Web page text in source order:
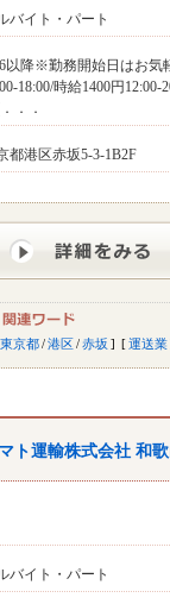
バイト・パート
以降※勤務開始日はお気
18:00/時給1400円
．．
都港区赤坂5-3-1B2F
東京都/港区/赤坂 運送業
ト運輸株式会社 和
バイト・パート